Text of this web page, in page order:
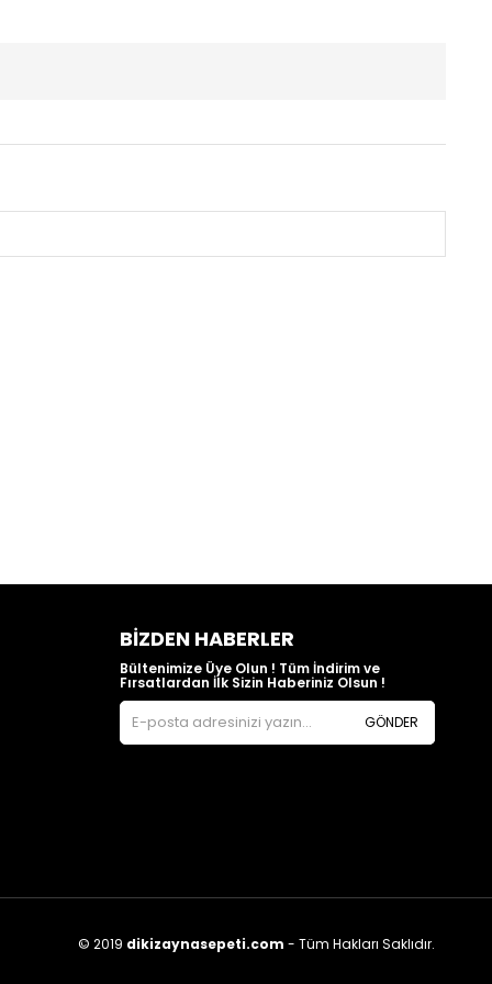
BIZDEN HABERLER
Bültenimize Üye Olun ! Tüm İndirim ve
Fırsatlardan İlk Sizin Haberiniz Olsun !
GÖNDER
© 2019 dikizaynasepeti.com - Tüm Hakları Saklıdır.